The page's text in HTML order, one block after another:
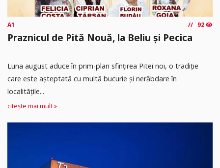
A1 92
Praznicul de Pită Nouă, la Beliu și Pecica
Luna august aduce în prim-plan sfințirea Pitei noi, o tradiție
care este așteptată cu multă bucurie și nerăbdare în
localitățile...
citește mai mult »